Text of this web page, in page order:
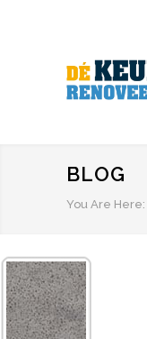
BLOG
You Are Here: